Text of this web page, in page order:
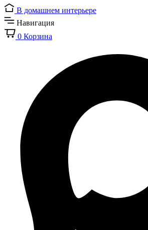
В домашнем интерьере
Навигация
0 Корзина